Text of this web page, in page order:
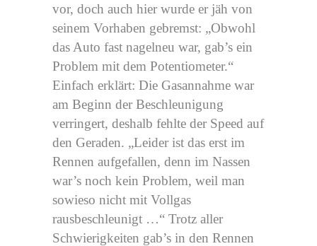
vor, doch auch hier wurde er jäh von
seinem Vorhaben gebremst: „Obwohl
das Auto fast nagelneu war, gab’s ein
Problem mit dem Potentiometer.“
Einfach erklärt: Die Gasannahme war
am Beginn der Beschleunigung
verringert, deshalb fehlte der Speed auf
den Geraden. „Leider ist das erst im
Rennen aufgefallen, denn im Nassen
war’s noch kein Problem, weil man
sowieso nicht mit Vollgas
rausbeschleunigt …“ Trotz aller
Schwierigkeiten gab’s in den Rennen